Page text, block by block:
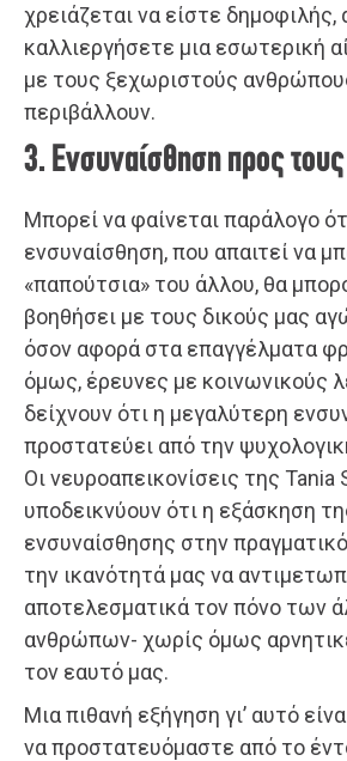
χρειάζεται να είστε δημοφιλής,
καλλιεργήσετε μια εσωτερική
με τους ξεχωριστούς
περιβάλλουν.
3. Ενσυναίσθηση προς
Μπορεί να φαίνεται παράλογο
ενσυναίσθηση, που απαιτεί να
«παπούτσια» του άλλου, θα
βοηθήσει με τους δικούς μας
όσον αφορά στα επαγγέλματα
όμως, έρευνες με κοινωνικούς
δείχνουν ότι η μεγαλύτερη
προστατεύει από την
Οι νευροαπεικονίσεις της Tania
υποδεικνύουν ότι η εξάσκηση
ενσυναίσθησης στην
την ικανότητά μας να
αποτελεσματικά τον πόνο των
ανθρώπων- χωρίς όμως
τον εαυτό μας.
Μια πιθανή εξήγηση γι’ αυτό
να προστατευόμαστε από το